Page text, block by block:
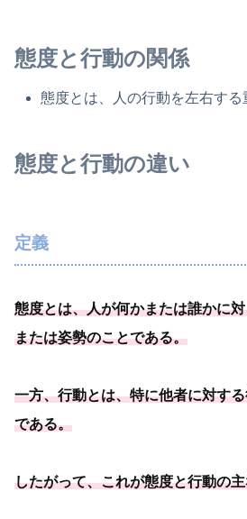
態度と行動の関係
態度とは、人の行動を左右する
態度と行動の違い
定義
態度とは、人が何かまたは誰かに
または姿勢のことである。
一方、行動とは、特に他者に対す
である。
したがって、これが態度と行動の